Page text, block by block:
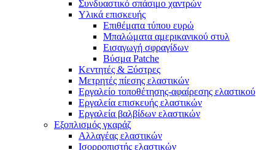
Συνδυαστικό σπάσιμο χαντρών
Υλικά επισκευής
Επιθέματα τύπου ευρώ
Μπαλώματα αμερικανικού στυλ
Εισαγωγή σφραγίδων
Βύσμα Patche
Κεντητές & Ξύστρες
Μετρητές πίεσης ελαστικών
Εργαλείο τοποθέτησης-αφαίρεσης ελαστικού
Εργαλεία επισκευής ελαστικών
Εργαλεία βαλβίδων ελαστικών
Εξοπλισμός γκαράζ
Αλλαγέας ελαστικών
Ισορροπιστής ελαστικών